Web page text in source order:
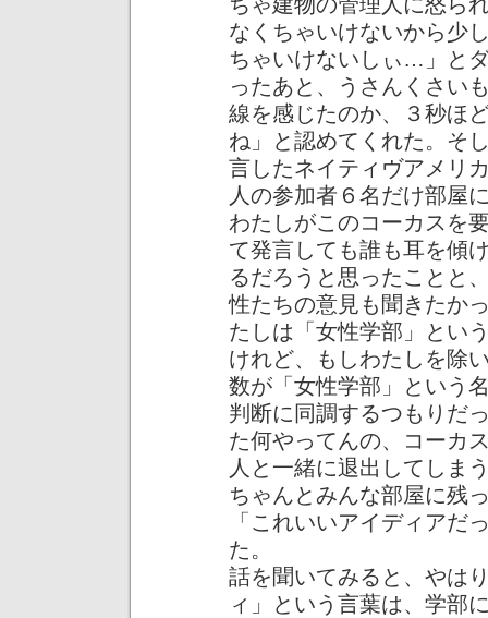
なくちゃいけないから少
ちゃいけないしぃ…」と
ったあと、うさんくさい
線を感じたのか、３秒ほ
ね」と認めてくれた。そ
言したネイティヴアメリ
人の参加者６名だけ部屋
わたしがこのコーカスを
て発言しても誰も耳を傾
るだろうと思ったことと
性たちの意見も聞きたか
たしは「女性学部」とい
けれど、もしわたしを除
数が「女性学部」という
判断に同調するつもりだ
た何やってんの、コーカ
人と一緒に退出してしま
ちゃんとみんな部屋に残
「これいいアイディアだ
た。
話を聞いてみると、やは
ィ」という言葉は、学部